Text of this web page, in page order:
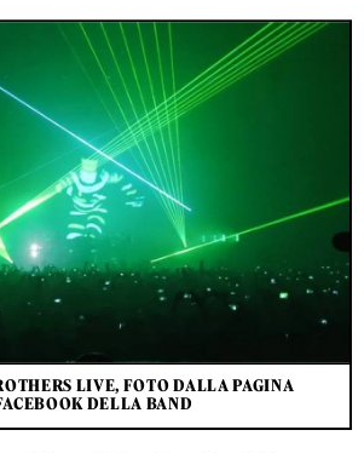
LIVE, FOTO DALLA PAGINA
DELLA BAND